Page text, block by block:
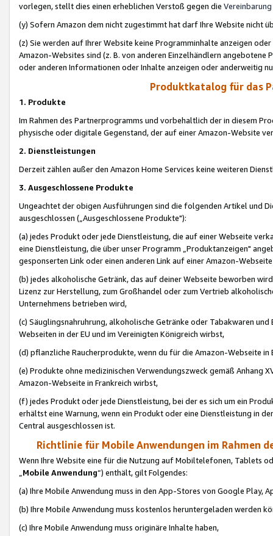
vorlegen, stellt dies einen erheblichen Verstoß gegen die Vereinbarung
(y) Sofern Amazon dem nicht zugestimmt hat darf Ihre Website nicht
(z) Sie werden auf Ihrer Website keine Programminhalte anzeigen
Amazon-Websites sind (z. B. von anderen Einzelhändlern
oder anderen Informationen oder Inhalte anzeigen oder anderweitig
Produktkatalog für das
1. Produkte
Im Rahmen des Partnerprogramms und vorbehaltlich der in diesem
physische oder digitale Gegenstand, der auf einer Amazon-Website
2. Dienstleistungen
Derzeit zählen außer den Amazon Home Services keine weiteren
3. Ausgeschlossene Produkte
Ungeachtet der obigen Ausführungen sind die folgenden Artikel und
ausgeschlossen („Ausgeschlossene Produkte"):
(a) jedes Produkt oder jede Dienstleistung, die auf einer Webseite
eine Dienstleistung, die über unser Programm „Produktanzeigen"
gesponserten Link oder einen anderen Link auf einer Amazon-
(b) jedes alkoholische Getränk, das auf deiner Webseite beworben
Lizenz zur Herstellung, zum Großhandel oder zum Vertrieb
Unternehmens betrieben wird,
(c) Säuglingsnahruhrung, alkoholische Getränke oder Tabakwaren
Webseiten in der EU und im Vereinigten Königreich wirbst,
(d) pflanzliche Raucherprodukte, wenn du für die Amazon-Webseite in
(e) Produkte ohne medizinischen Verwendungszweck gemäß Anhang
Amazon-Webseite in Frankreich wirbst,
(f) jedes Produkt oder jede Dienstleistung, bei der es sich um ein
erhältst eine Warnung, wenn ein Produkt oder eine Dienstleistung in
Central ausgeschlossen ist.
Richtlinie für Mobile Anwendungen im Rahmen
Wenn Ihre Website eine für die Nutzung auf Mobiltelefonen, Tablets
„Mobile Anwendung“) enthält, gilt Folgendes:
(a) Ihre Mobile Anwendung muss in den App-Stores von Google Play,
(b) Ihre Mobile Anwendung muss kostenlos heruntergeladen werden
(c) Ihre Mobile Anwendung muss originäre Inhalte haben,